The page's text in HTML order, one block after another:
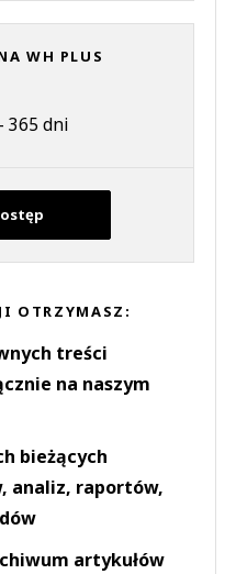
WH PLUS
365 dni
OTRZYMASZ:
treści
na naszym
bieżących
analiz, raportów,
artykułów